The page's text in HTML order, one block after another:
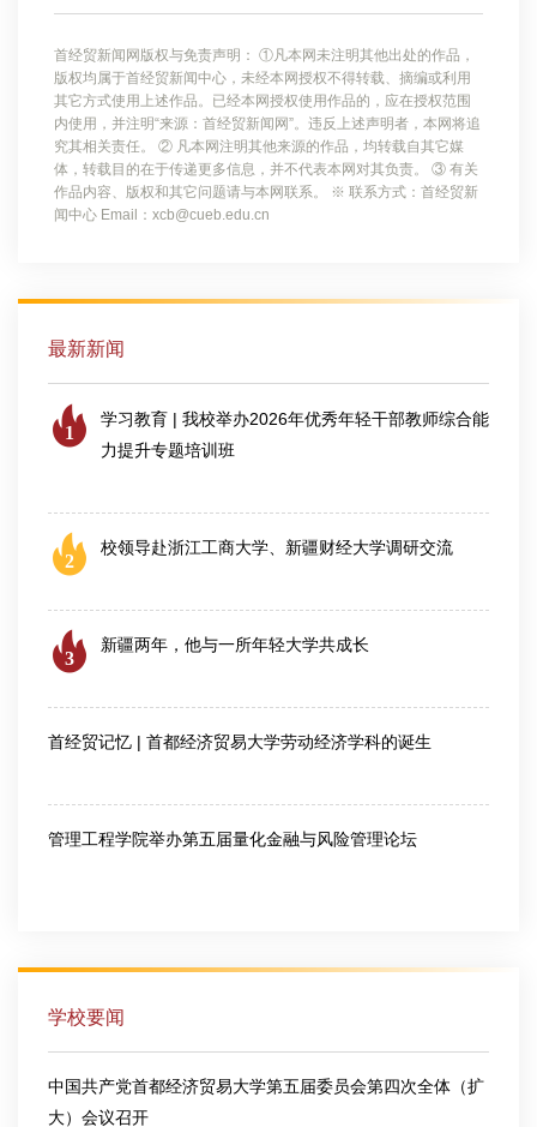
首经贸新闻网版权与免责声明： ①凡本网未注明其他出处的作品，
版权均属于首经贸新闻中心，未经本网授权不得转载、摘编或利用
其它方式使用上述作品。已经本网授权使用作品的，应在授权范围
内使用，并注明“来源：首经贸新闻网”。违反上述声明者，本网将追
究其相关责任。 ② 凡本网注明其他来源的作品，均转载自其它媒
体，转载目的在于传递更多信息，并不代表本网对其负责。 ③ 有关
作品内容、版权和其它问题请与本网联系。 ※ 联系方式：首经贸新
闻中心 Email：xcb@cueb.edu.cn
最新新闻
1
学习教育 | 我校举办2026年优秀年轻干部教师综合能
力提升专题培训班
2
校领导赴浙江工商大学、新疆财经大学调研交流
3
新疆两年，他与一所年轻大学共成长
首经贸记忆 | 首都经济贸易大学劳动经济学科的诞生
管理工程学院举办第五届量化金融与风险管理论坛
学校要闻
中国共产党首都经济贸易大学第五届委员会第四次全体（扩
大）会议召开